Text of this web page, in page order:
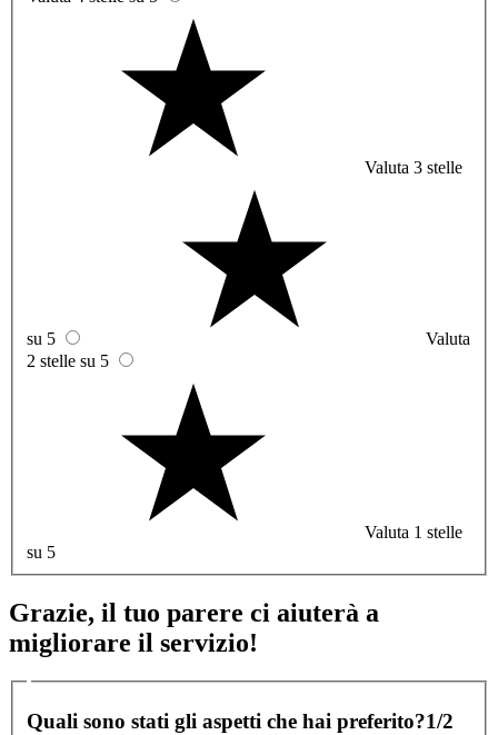
Valuta 3 stelle
su 5
Valuta
2 stelle su 5
Valuta 1 stelle
su 5
Grazie, il tuo parere ci aiuterà a
migliorare il servizio!
Quali sono stati gli aspetti che hai preferito?1/2